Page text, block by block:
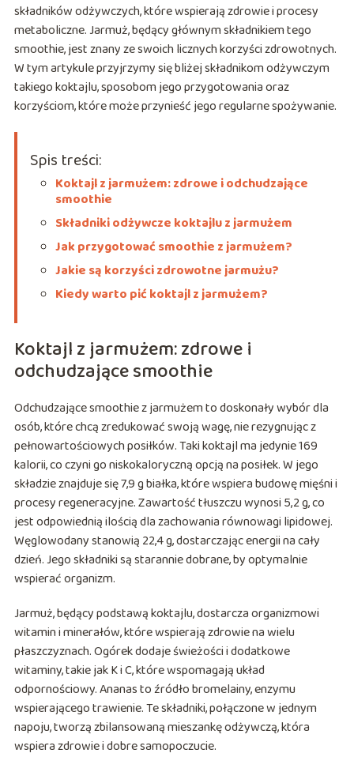
składników odżywczych, które wspierają zdrowie i procesy
metaboliczne. Jarmuż, będący głównym składnikiem tego
smoothie, jest znany ze swoich licznych korzyści zdrowotnych.
W tym artykule przyjrzymy się bliżej składnikom odżywczym
takiego koktajlu, sposobom jego przygotowania oraz
korzyściom, które może przynieść jego regularne spożywanie.
Spis treści:
Koktajl z jarmużem: zdrowe i odchudzające
smoothie
Składniki odżywcze koktajlu z jarmużem
Jak przygotować smoothie z jarmużem?
Jakie są korzyści zdrowotne jarmużu?
Kiedy warto pić koktajl z jarmużem?
Koktajl z jarmużem: zdrowe i
odchudzające smoothie
Odchudzające smoothie z jarmużem to doskonały wybór dla
osób, które chcą zredukować swoją wagę, nie rezygnując z
pełnowartościowych posiłków. Taki koktajl ma jedynie 169
kalorii, co czyni go niskokaloryczną opcją na posiłek. W jego
składzie znajduje się 7,9 g białka, które wspiera budowę mięśni i
procesy regeneracyjne. Zawartość tłuszczu wynosi 5,2 g, co
jest odpowiednią ilością dla zachowania równowagi lipidowej.
Węglowodany stanowią 22,4 g, dostarczając energii na cały
dzień. Jego składniki są starannie dobrane, by optymalnie
wspierać organizm.
Jarmuż, będący podstawą koktajlu, dostarcza organizmowi
witamin i minerałów, które wspierają zdrowie na wielu
płaszczyznach. Ogórek dodaje świeżości i dodatkowe
witaminy, takie jak K i C, które wspomagają układ
odpornościowy. Ananas to źródło bromelainy, enzymu
wspierającego trawienie. Te składniki, połączone w jednym
napoju, tworzą zbilansowaną mieszankę odżywczą, która
wspiera zdrowie i dobre samopoczucie.